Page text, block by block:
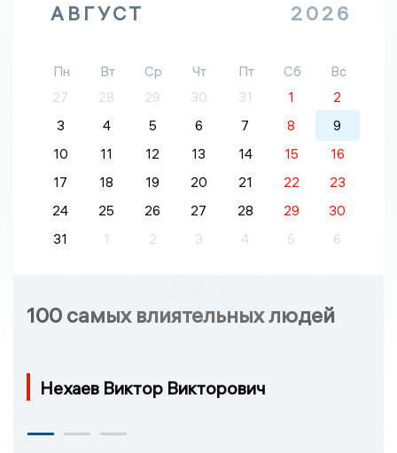
АВГУСТ 2026
Пн Вт Ср Чт Пт Сб
Вс
27
28 29 30 31 1
2
3
4 5 6 7 8
9
10
11 12 13 14 15
16
17
18 19 20 21 22
23
24
25 26 27 28 29
30
31
1 2 3 4 5 6
100 самых влиятельных людей
Нехаев Виктор Викторович